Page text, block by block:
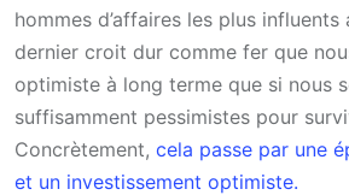
hommes d’affaires les plus influents
dernier croit dur comme fer que
optimiste à long terme que si nous
suffisamment pessimistes pour
Concrètement, cela passe par une
et un investissement optimiste.